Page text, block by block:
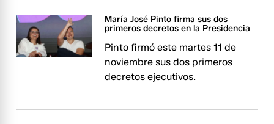
María José Pinto firma sus dos
primeros decretos en la Presidencia
Pinto firmó este martes 11 de
noviembre sus dos primeros
decretos ejecutivos.